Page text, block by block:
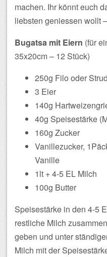
machen. Ihr könnt euch
liebsten geniessen wollt
Bugatsa mit Eiern (für
35x20cm – 12 Stück)
250g Filo oder
3 Eier
140g
40g Speisestärke
160g Zucker
Vanillezucker,
Vanille
1lt + 4-5 EL Milch
100g Butter
Speisestärke in den 4-5
restliche Milch
geben und unter
Milch mit der